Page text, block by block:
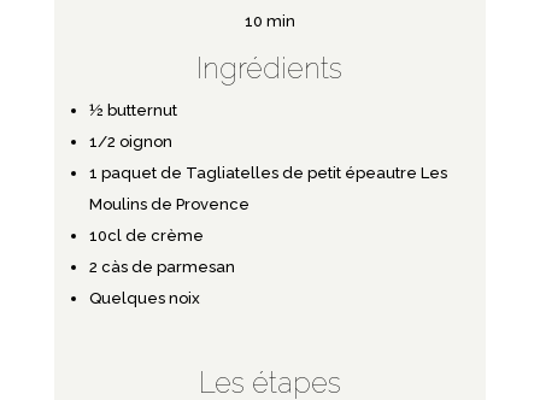
10 min
Ingrédients
½ butternut
1/2 oignon
1 paquet de Tagliatelles de petit épeautre Les
Moulins de Provence
10cl de crème
2 càs de parmesan
Quelques noix
Les étapes